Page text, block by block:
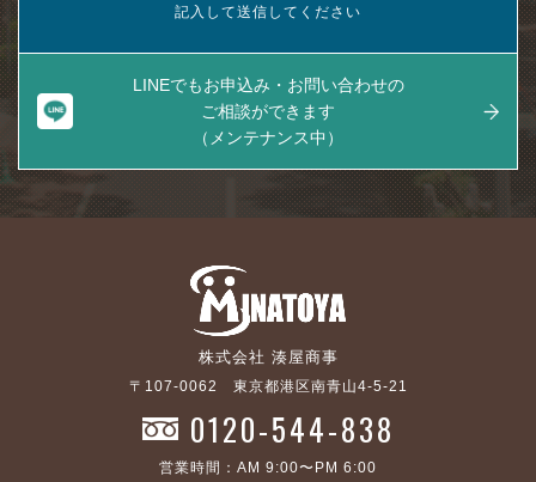
記入して送信してください
LINEでもお申込み・お問い合わせの
ご相談ができます
（メンテナンス中）
株式会社 湊屋商事
〒107-0062 東京都港区南青山4-5-21
0120-544-838
営業時間：AM 9:00〜PM 6:00